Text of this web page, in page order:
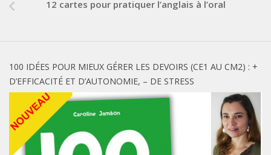
12 cartes pour pratiquer l’anglais à l’oral
100 IDÉES POUR MIEUX GÉRER LES DEVOIRS (CE1 AU CM2) : +
D’EFFICACITÉ ET D’AUTONOMIE, – DE STRESS